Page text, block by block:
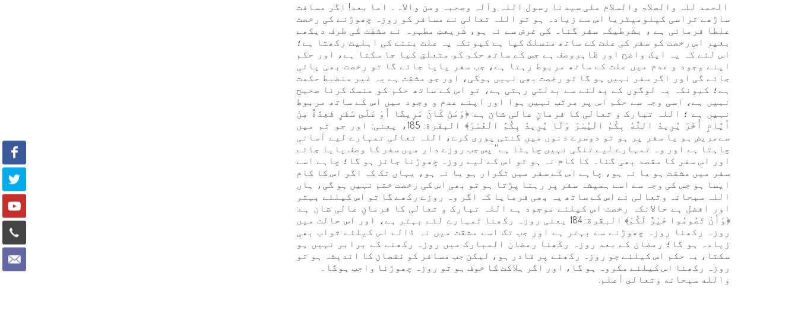
الحمد للہ والصلاۃ والسلام علی سیدنا رسول اللہ وآلہ وصحبہ ومن والاہ۔ اما بعد! اگر مسافت
ساڑھے تراسی کیلومیٹریا اس سے زیادہ ہو تو اللہ تعالی نے مسافر کو روزہ چھوڑنے کی رخصت
علطا فرمائی ہے ، بشرطیکہ سفر گناہ کی غرض سے نہ ہو، شریعتِ مطہرہ نے مشقت کی طرف دیکھے
بغیر اس رخصت کو سفر کی علت کے ساتھ منسلک کیا ہے کیونکہ یہ علت بننے کی اہلیت رکھتا ہے؛
اس لئے کہ یہ ایک واضح اور ظاہروصف ہے جس کے ساتھ حکم کو متعلق کیا جا سکتا ہے، اور حکم
اپنے وجود و عدم میں علت کے ساتھ مربوط رہتا ہے، جب سفر پایا جائے گا تو رخصت بھی پائی
جائے گی اور اگر سفر نہیں ہو گا تو رخصت بھی نہیں ہوگی، اور جو مشقت ہے یہ غیر منضبط حکمت
ہے؛ کیونکہ یہ لوگوں کے بدلنے سے بدلتی رہتی ہے، تو اس کے ساتھ حکم کو منسک کرنا صحیح
نہیں ہے، اسی وجہ سے حکم اس پر مرتب نہیں ہوا اور اپنے عدم و وجود میں اس کے ساتھ مربوط
نہیں ہے ؛ اللہ تبارک و تعالی کا فرمانِ عالی شان ہے: ﴿وَمَنْ كَانَ مَرِيضًا أَوْ عَلَى سَفَرٍ فَعِدَّةٌ مِنْ
أَيَّامٍ أُخَرَ يُرِيدُ اللَّهُ بِكُمُ الْيُسْرَ وَلَا يُرِيدُ بِكُمُ الْعُسْرَ﴾ البقرة: 185، یعنی: اور جو تم میں
سےمریض ہو یا سفر پر ہو تو دوسرے دنوں میں گنتی پوری کرے، اللہ تعالی تمہارے لیے آسانی
چاہتا ہے اور وہ تمہارے لیے تنگی نہیں چاہتا ہے'' پس جب روزے دار میں سفر کا وصف پایا جائے
اور اس سفر کا مقصد بھی گناہ کا کام نہ ہو تو اس کے لیے روزہ چھوڑنا جائز ہو گا؛ چاہے اسے
سفر میں مشقت ہو یا نہ ہو، چاہے اس کے سفر میں تکرار ہو یا نہ ہو، یہاں تک کہ اگر اس کا کام
ایسا ہو جس کی وجہ سے اسے ہمیشہ سفر پر رہنا پڑتا ہو تو بھی اس کی رخصت ختم نہیں ہو گی، ہاں
اللہ سبحانہ وتعالی نے اس کے ساتھ یہ بھی فرمایا کہ اگر وہ روزے رکھے گا تو اس کیلئے بہتر
اور افضل ہے حالانکہ رخصت اس کیلئے موجود ہے اللہ تبارک و تعالی کا فرمانِ عالی شان ہے:
﴿وَأَنْ تَصُومُوا خَيْرٌ لَكُمْ﴾ البقرة: 184 یعنی روزہ رکھنا تمہارے لئے بہتر ہے، اور اس حالت میں
روزہ رکھنا روزہ چھوڑنے سے بہتر ہے اور جب تک اسے مشقت میں نہ ڈالے اس کیلئے ثواب بھی
زیادہ ہو گا؛ رمضان کے بعد روزہ رکھنا رمضان المبارک میں روزہ رکھنے کے برابر نہیں ہو
سکتا، یہ حکم اس کیلئے جو روزہ رکھنے پر قادر ہو، لیکن جب مسافر کو نقصان کا اندیشہ ہو تو
روزہ رکھنا اس کیلئے مکروہ ہو گا، اور اگر ہلاکت کا خوف ہو تو روزہ چھوڑنا واجب ہوگا۔
والله سبحانه وتعالى أعلم.